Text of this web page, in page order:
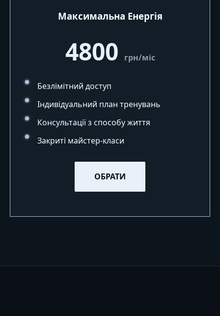
Максимальна Енергія
4800 грн/міс
Безлімітний доступ
Індивідуальний план тренувань
Консультації з способу життя
Закриті майстер-класи
ОБРАТИ